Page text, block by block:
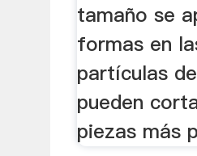
tamaño se
formas en
partículas
pueden
piezas más